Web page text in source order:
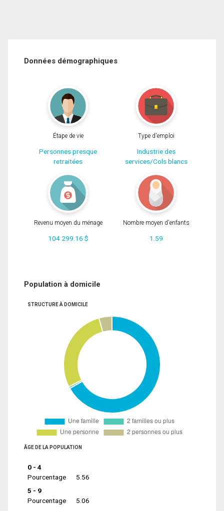
Données démographiques
Étape de vie
Personnes presque
retraitées
Type d'emploi
Industrie des
services/Cols blancs
Revenu moyen du ménage
104 299.16 $
Nombre moyen d'enfants
1.59
Population à domicile
STRUCTURE À DOMICILE
ÂGE DE LA POPULATION
0 - 4
Pourcentage
5.56
5 - 9
Pourcentage
5.06